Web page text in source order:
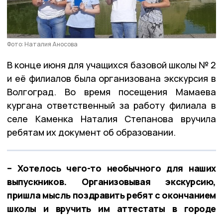
Фото: Наталия Аносова
В конце июня для учащихся базовой школы № 2
и её филиалов была организована экскурсия в
Волгоград. Во время посещения Мамаева
кургана ответственный за работу филиала в
селе Каменка Наталия Степанова вручила
ребятам их документ об образовании.
– Хотелось чего-то необычного для наших
выпускников. Организовывая экскурсию,
пришла мысль поздравить ребят с окончанием
школы и вручить им аттестаты в городе